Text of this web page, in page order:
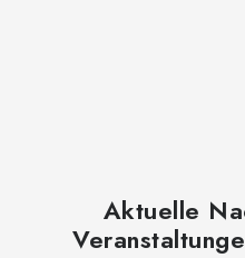
Aktuelle